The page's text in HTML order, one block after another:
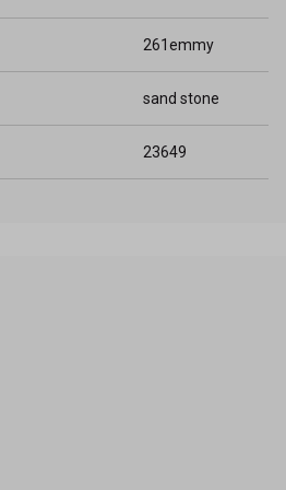
261emmy
sand stone
23649